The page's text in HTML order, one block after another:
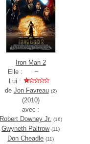
Iron Man 2
Elle :
Lui :
de Jon Favreau (2)
(2010)
avec :
Robert Downey Jr. (16)
Gwyneth Paltrow (11)
Don Cheadle (11)